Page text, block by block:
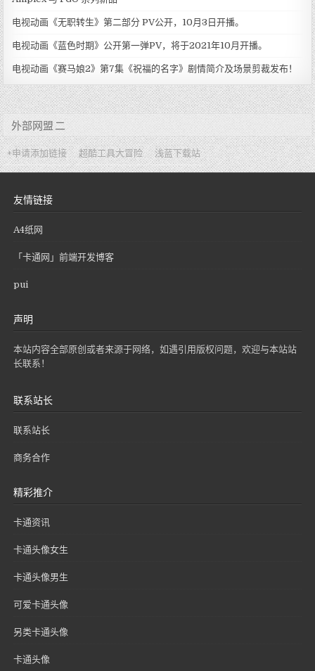
电视动画《无职转生》第二部分 PV公开，10月3日开播。
电视动画《蓝色时期》公开第一弹PV，将于2021年10月开播。
电视动画《赛马娘2》第7集《祝福的名字》剧情简介及场景剪裁发布！
外部网盟 二
+申请添加链接 超酷工具大冒险 浅蓝下载站
友情链接
A4纸网
「卡通网」前端开发博客
pui
声明
本站内容全部原创或者来源于网络，如遇引用版权问题，欢迎与本站站
长联系！
联系站长
联系站长
商务合作
精彩推介
卡通资讯
卡通头像女生
卡通头像男生
可爱卡通头像
另类卡通头像
卡通头像